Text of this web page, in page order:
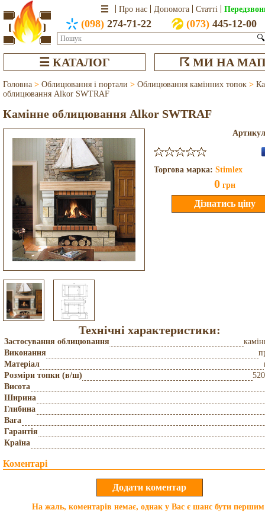
Про нас Допомога Статті
(098) 274-71-22 (073)445-12-00
🔍
☰ КАТАЛОГ ☈ МИ НА
Головна > Облицювання і портали > Облицювання камінних топок >
облицювання Alkor SWTRAF
Камінне облицювання Alkor SWTRAF
Торгова марка: Stimlex
0 грн
Технічні характеристики:
Застосування облицювання
Виконання
Матеріал
Розміри топки (в/ш)
Висота
Ширина
Глибина
Вага
Гарантія
Країна
Коментарі
На жаль, коментарів немає, однак у Вас є шанс бути